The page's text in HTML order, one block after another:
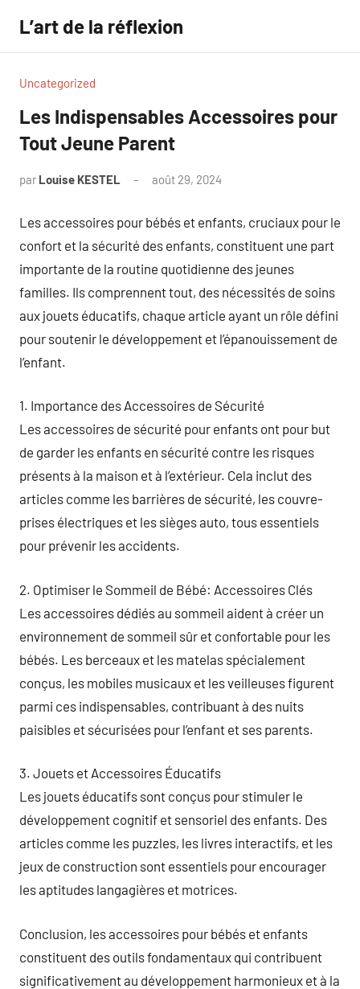
contenu
L’art de la réflexion
Uncategorized
Les Indispensables Accessoires pour
Tout Jeune Parent
par Louise KESTEL août 29, 2024
Les accessoires pour bébés et enfants, cruciaux pour le
confort et la sécurité des enfants, constituent une part
importante de la routine quotidienne des jeunes
familles. Ils comprennent tout, des nécessités de soins
aux jouets éducatifs, chaque article ayant un rôle défini
pour soutenir le développement et l’épanouissement de
l’enfant.
1. Importance des Accessoires de Sécurité
Les accessoires de sécurité pour enfants ont pour but
de garder les enfants en sécurité contre les risques
présents à la maison et à l’extérieur. Cela inclut des
articles comme les barrières de sécurité, les couvre-
prises électriques et les sièges auto, tous essentiels
pour prévenir les accidents.
2. Optimiser le Sommeil de Bébé: Accessoires Clés
Les accessoires dédiés au sommeil aident à créer un
environnement de sommeil sûr et confortable pour les
bébés. Les berceaux et les matelas spécialement
conçus, les mobiles musicaux et les veilleuses figurent
parmi ces indispensables, contribuant à des nuits
paisibles et sécurisées pour l’enfant et ses parents.
3. Jouets et Accessoires Éducatifs
Les jouets éducatifs sont conçus pour stimuler le
développement cognitif et sensoriel des enfants. Des
articles comme les puzzles, les livres interactifs, et les
jeux de construction sont essentiels pour encourager
les aptitudes langagières et motrices.
Conclusion, les accessoires pour bébés et enfants
constituent des outils fondamentaux qui contribuent
significativement au développement harmonieux et à la